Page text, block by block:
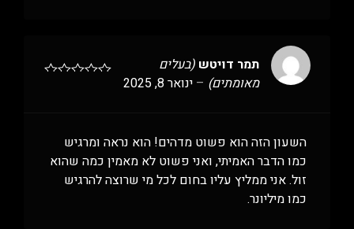
תמר דויטש (בעלים
מאומתים) – ינואר 8, 2025
השעון הזה הוא פשוט מדהים! הוא נראה ומרגיש
כמו הדבר האמיתי, ואני פשוט לא מאמין כמה שהוא
זול. אני ממליץ עליו בחום לכל מי שרוצה להרגיש
כמו מיליונר.